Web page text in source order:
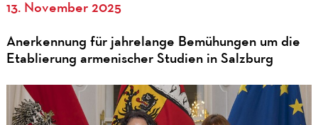
13. November 2025
Anerkennung für jahrelange Bemühungen um die
Etablierung armenischer Studien in Salzburg